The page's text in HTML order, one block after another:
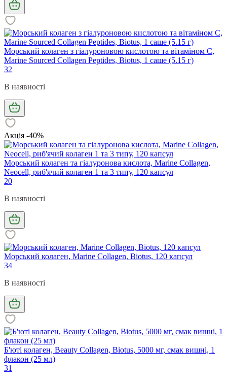
Морський колаген з гіалуроновою кислотою та вітаміном С,
Marine Sourced Collagen Peptidеs, Biotus, 1 саше (5.15 г)
32
В наявності
Акція -40%
Морський колаген та гіалуронова кислота, Marine Collagen,
Neocell, риб'ячий колаген 1 та 3 типу, 120 капсул
20
В наявності
Морський колаген, Marine Collagen, Biotus, 120 капсул
34
В наявності
Б'юті колаген, Beauty Collagen, Biotus, 5000 мг, смак вишні, 1
флакон (25 мл)
31